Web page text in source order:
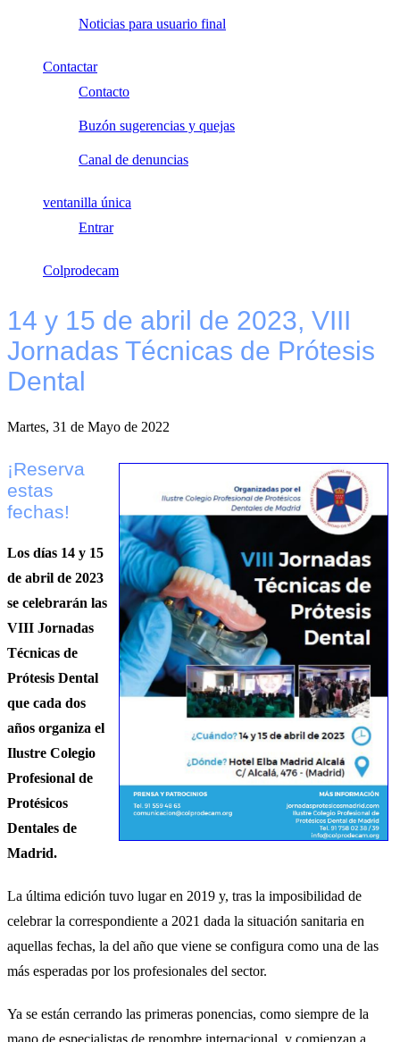
Noticias para usuario final
Contactar
Contacto
Buzón sugerencias y quejas
Canal de denuncias
ventanilla única
Entrar
Colprodecam
14 y 15 de abril de 2023, VIII
Jornadas Técnicas de Prótesis
Dental
Martes, 31 de Mayo de 2022
¡Reserva
estas
fechas!
Los días 14 y 15
de abril de 2023
se celebrarán las
VIII Jornadas
Técnicas de
Prótesis Dental
que cada dos
años organiza el
Ilustre Colegio
Profesional de
Protésicos
Dentales de
Madrid.
La última edición tuvo lugar en 2019 y, tras la imposibilidad de
celebrar la correspondiente a 2021 dada la situación sanitaria en
aquellas fechas, la del año que viene se configura como una de las
más esperadas por los profesionales del sector.
Ya se están cerrando las primeras ponencias, como siempre de la
mano de especialistas de renombre internacional, y comienzan a